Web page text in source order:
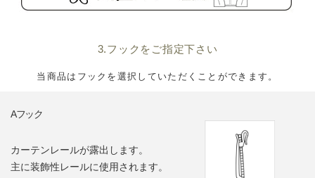
3.フックをご指定下さい
当商品はフックを選択していただくことができます。
Aフック
カーテンレールが露出します。
主に装飾性レールに使用されます。